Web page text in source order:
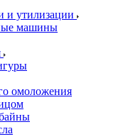
и утилизации
машины
омоложения